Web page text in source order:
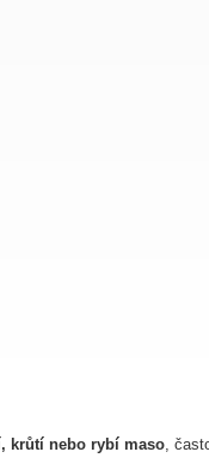
krůtí nebo rybí maso,